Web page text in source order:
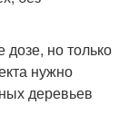
но только
нужно
деревьев